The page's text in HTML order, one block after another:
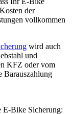
der
vollkommen
wird auch
und
KFZ oder vom
Barauszahlung
E-Bike Sicherung: